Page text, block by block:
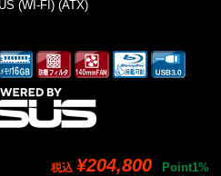
(WI-FI) (ATX)
税込 ¥204,800 Point1%